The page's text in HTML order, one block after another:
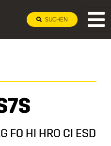
SUCHEN
FO HI HRO CI ESD